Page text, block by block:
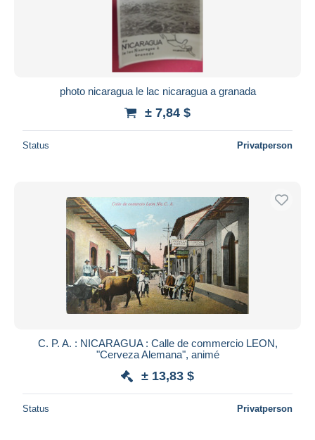
photo nicaragua le lac nicaragua a granada
± 7,84 $
Status Privatperson
C. P. A. : NICARAGUA : Calle de commercio LEON,
"Cerveza Alemana", animé
± 13,83 $
Status Privatperson